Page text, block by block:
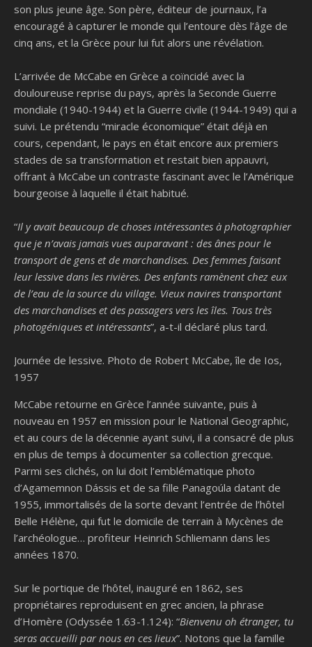
son plus jeune âge. Son père, éditeur de journaux, l’a
encouragé à capturer le monde qui l’entoure dès l’âge de
cinq ans, et la Grèce pour lui fut alors une révélation.
L’arrivée de McCabe en Grèce a coïncidé avec la
douloureuse reprise du pays, après la Seconde Guerre
mondiale (1940-1944) et la Guerre civile (1944-1949) qui a
suivi. Le prétendu “miracle économique” était déjà en
cours, cependant, le pays en était encore aux premiers
stades de sa transformation et restait bien appauvri,
offrant à McCabe un contraste fascinant avec le l’Amérique
bourgeoise à laquelle il était habitué.
“Il y avait beaucoup de choses intéressantes à photographier
que je n’avais jamais vues auparavant : des ânes pour le
transport de gens et de marchandises. Des femmes faisant
leur lessive dans les rivières. Des enfants ramènent chez eux
de l’eau de la source du village. Vieux navires transportant
des marchandises et des passagers vers les îles. Tous très
photogéniques et intéressants”, a-t-il déclaré plus tard.
Journée de lessive. Photo de Robert McCabe, île de Ios,
1957
McCabe retourne en Grèce l’année suivante, puis à
nouveau en 1957 en mission pour le National Geographic,
et au cours de la décennie ayant suivi, il a consacré de plus
en plus de temps à documenter sa collection grecque.
Parmi ses clichés, on lui doit l’emblématique photo
d’Agamemnon Dássis et de sa fille Panagoúla datant de
1955, immortalisés de la sorte devant l’entrée de l’hôtel
Belle Hélène, qui fut le domicile de terrain à Mycènes de
l’archéologue… profiteur Heinrich Schliemann dans les
années 1870.
Sur le portique de l’hôtel, inauguré en 1862, ses
propriétaires reproduisent en grec ancien, la phrase
d’Homère (Odyssée 1.63-1.124): “Bienvenu oh étranger, tu
seras accueilli par nous en ces lieux”. Notons que la famille